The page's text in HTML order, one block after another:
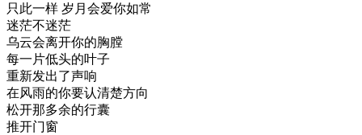
只此一样 岁月会爱你如常
迷茫不迷茫
乌云会离开你的胸膛
每一片低头的叶子
重新发出了声响
在风雨的你要认清楚方向
松开那多余的行囊
推开门窗